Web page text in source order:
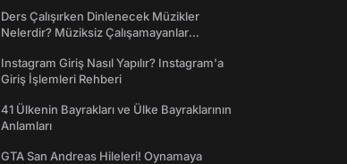
Ders Çalışırken Dinlenecek Müzikler
Nelerdir? Müziksiz Çalışamayanlar
Instagram Giriş Nasıl Yapılır? Instagram'a
Giriş İşlemleri Rehberi
41 Ülkenin Bayrakları ve Ülke Bayraklarının
Anlamları
GTA San Andreas Hileleri! Oynamaya